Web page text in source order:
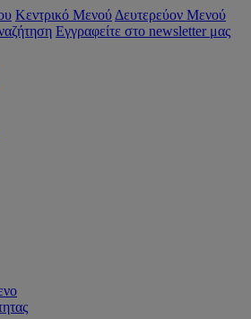
Κεντρικό Μενού Δευτερεύον Μενού
Εγγραφείτε στο newsletter μας